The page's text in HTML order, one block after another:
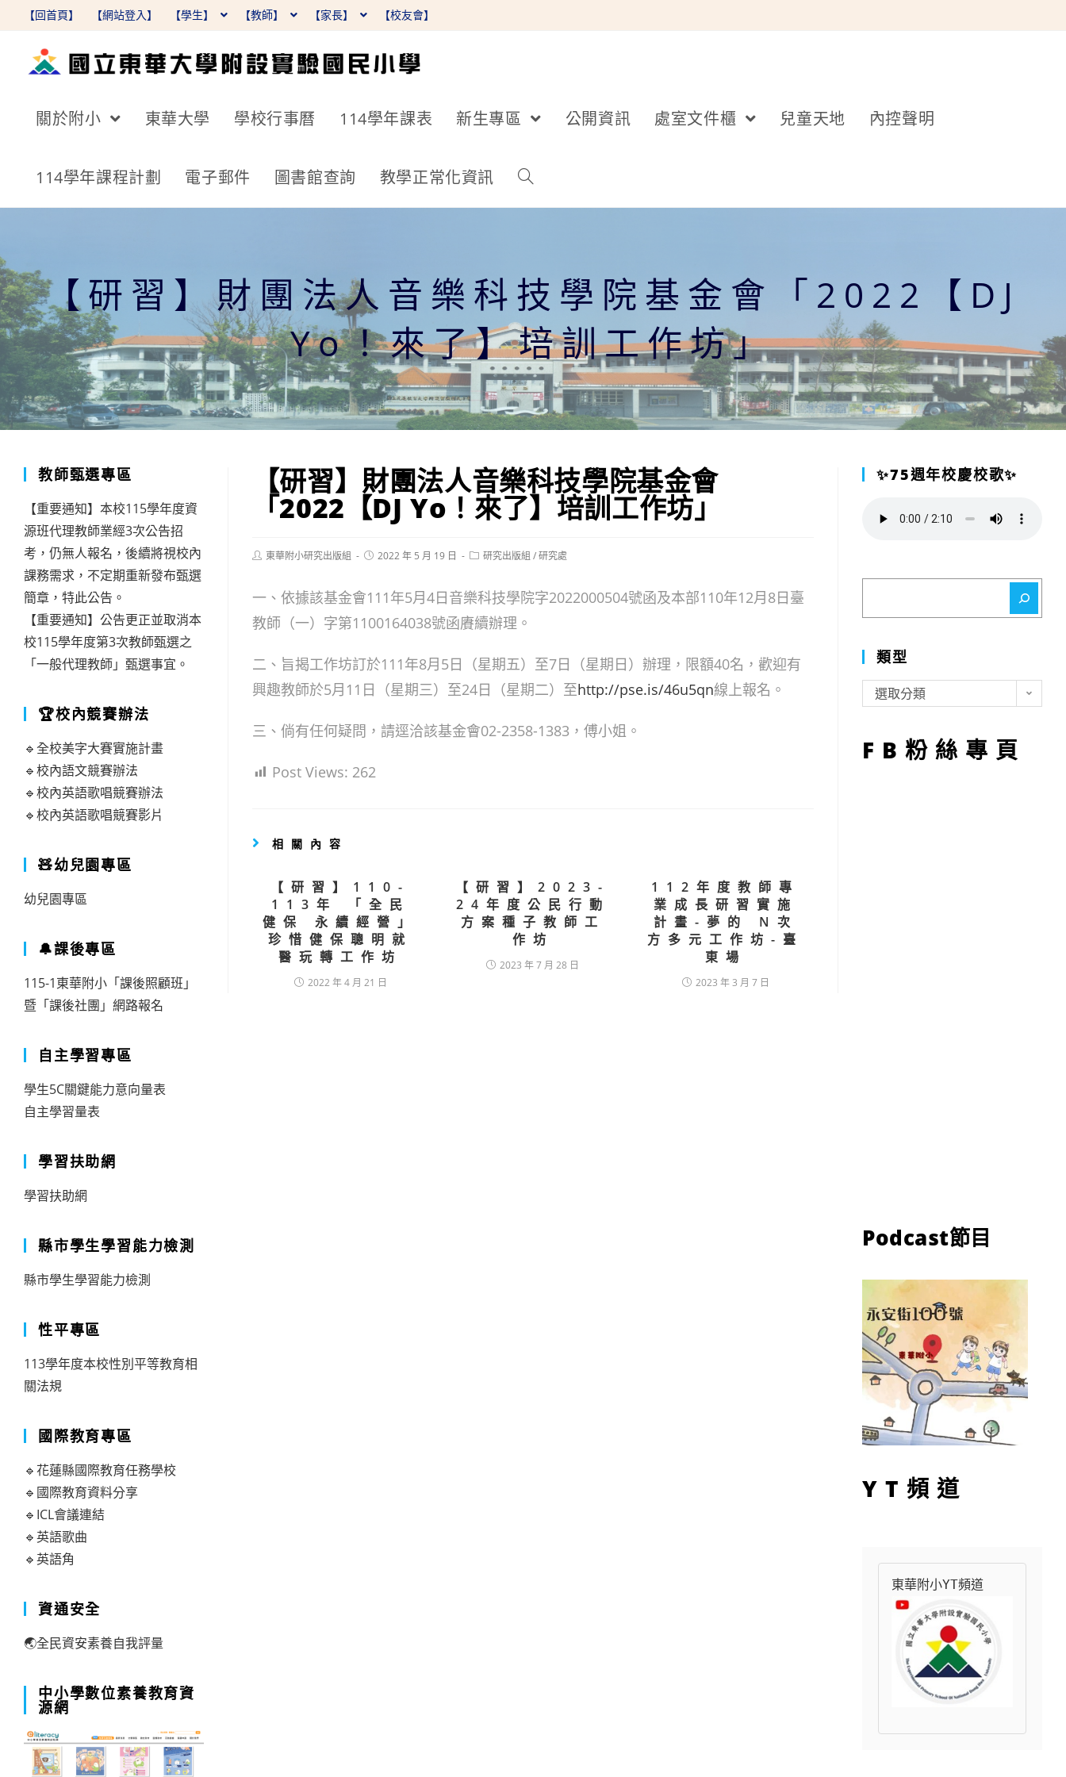
【回首頁】 【網站登入】 【學生】 【教師】 【家長】 【校友會】
關於附小 東華大學 學校行事曆 114學年課表 新生專區 公開資訊 處室文件櫃 兒童天地 內控聲明
114學年課程計劃 電子郵件 圖書館查詢 教學正常化資訊
【研習】財團法人音樂科技學院基金會「2022【DJ
Yo！來了】培訓工作坊」
【研習】財團法人音樂科技學院基金會
「2022【DJ Yo！來了】培訓工作坊」
Post東華附小研究出版組
Post2022 年 5 月 19 日
Post研究出版組 /研究處
一、依據該基金會111年5月4日音樂科技學院字2022000504號函及本部110年12月8日臺
教師（一）字第1100164038號函賡續辦理。
二、旨揭工作坊訂於111年8月5日（星期五）至7日（星期日）辦理，限額40名，歡迎有
興趣教師於5月11日（星期三）至24日（星期二）至http://pse.is/46u5qn線上報名。
三、倘有任何疑問，請逕洽該基金會02-2358-1383，傅小姐。
Post Views: 262
相關內容
【研習】110-
113年 「全民
健保 永續經營」
珍惜健保聰明就
醫玩轉工作坊
2022 年 4 月 21 日
【研習】2023-
24年度公民行動
方案種子教師工
作坊
2023 年 7 月 28 日
112年度教師專
業成長研習實施
計畫-夢的 N次
方多元工作坊-臺
東場
2023 年 3 月 7 日
教師甄選專區
【重要通知】本校115學年度資
源班代理教師業經3次公告招
考，仍無人報名，後續將視校內
課務需求，不定期重新發布甄選
簡章，特此公告。
【重要通知】公告更正並取消本
校115學年度第3次教師甄選之
「一般代理教師」甄選事宜。
🏆校內競賽辦法
🔹全校美字大賽實施計畫
🔹校內語文競賽辦法
🔹校內英語歌唱競賽辦法
🔹校內英語歌唱競賽影片
🧸幼兒園專區
幼兒園專區
🔔課後專區
115-1東華附小「課後照顧班」
暨「課後社團」網路報名
自主學習專區
學生5C關鍵能力意向量表
自主學習量表
學習扶助網
學習扶助網
縣市學生學習能力檢測
縣市學生學習能力檢測
性平專區
113學年度本校性別平等教育相
關法規
國際教育專區
🔹花蓮縣國際教育任務學校
🔹國際教育資料分享
🔹ICL會議連結
🔹英語歌曲
🔹英語角
資通安全
🌏全民資安素養自我評量
中小學數位素養教育資
源網
✨75週年校慶校歌✨
類型
型
選取分類
FB粉絲專頁
Podcast節目
YT頻道
東華附小YT頻道